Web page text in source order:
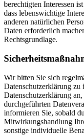
berechtigten Interessen
dass lebenswichtige
anderen natürlichen
Daten erforderlich
Rechtsgrundlage.
Wir bitten Sie sich
Datenschutzerklärung zu
Datenschutzerklärung
durchgeführten
informieren Sie, sobald
Mitwirkungshandlung
sonstige individuelle